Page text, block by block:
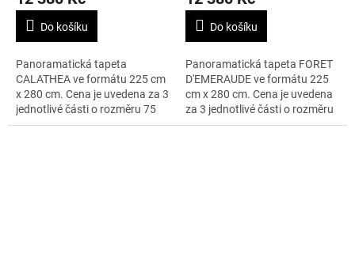
Do košíku
Panoramatická tapeta
CALATHEA ve formátu 225 cm
x 280 cm. Cena je uvedena za 3
jednotlivé části o rozměru 75
cm x 280 cm.
Do košíku
Panoramatická tapeta FORET
D'EMERAUDE ve formátu 225
cm x 280 cm. Cena je uvedena
za 3 jednotlivé části o rozměru
75 cm x 280 cm.